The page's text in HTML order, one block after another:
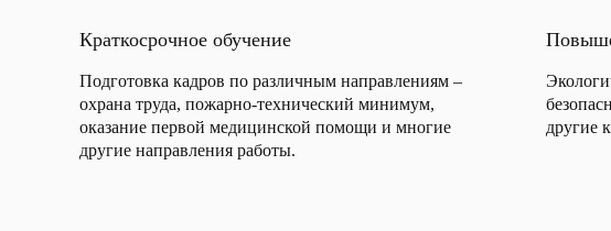
Краткосрочное обучение
Подготовка кадров по различным направлениям –
охрана труда, пожарно-технический минимум,
оказание первой медицинской помощи и многие
другие направления работы.
другие